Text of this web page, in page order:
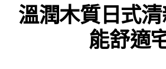
溫潤木質日式
能舒適